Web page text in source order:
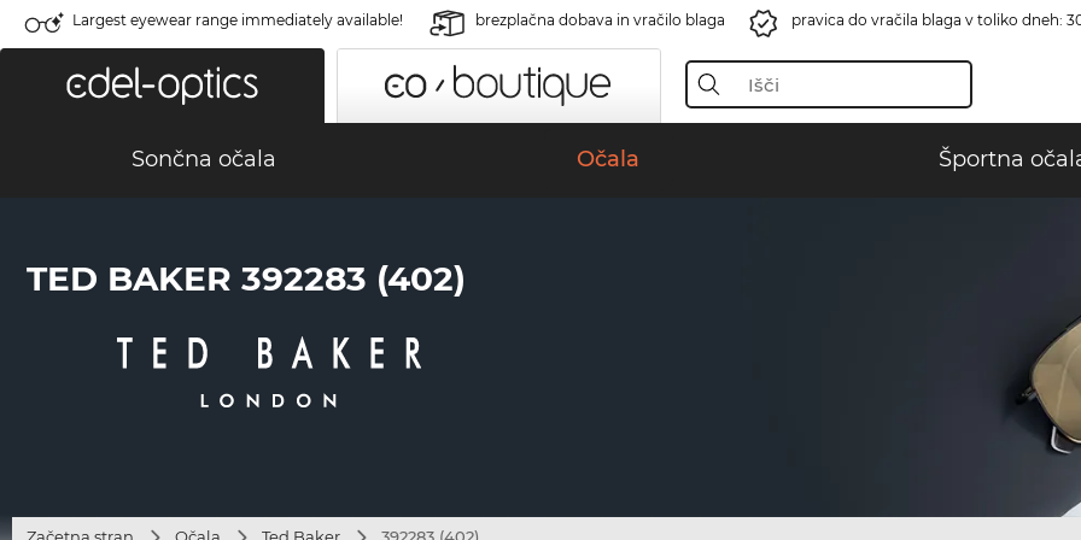
Largest eyewear range immediately available! brezplačna dobava in vračilo blaga pravica do vračila blaga v toliko dneh:
Sončna očala Očala Športna
TED BAKER 392283 (402)